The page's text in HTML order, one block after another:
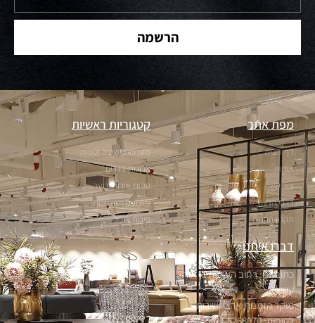
הרשמה
מפת אתר
דף הבית
אודות
צור קשר
דרכי הגעה
תקנון החנות
קטגוריות ראשיות
מערכות ישיבה וספות
ארונות בגדים
ספות אירוח ונוער
מזנונים ושולחנות
פינות אוכל
דברו איתנו
כתובתנו: רחוב הערבה 1, אור
עקיבא
מוקד הזמנות ארצי ושירות